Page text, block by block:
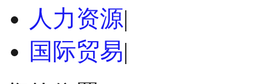
人力资源|
国际贸易|